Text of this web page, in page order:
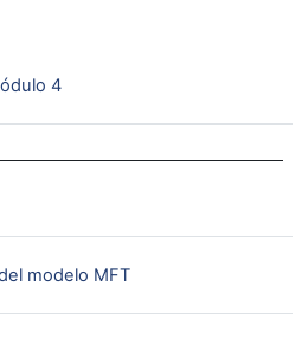
4Página
modelo MFTPágina